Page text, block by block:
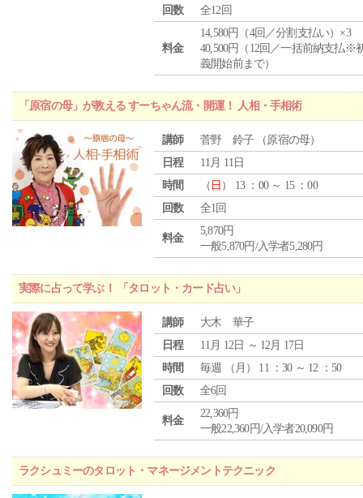
回数 全12回
料金
14,580円（4回／分割支払い）×3
40,500円（12回／一括前納支払※
義開始前まで）
「原宿の母」が教える すーちゃん流・開運！ 人相・手相術
講師
菅野 鈴子 （原宿の母）
日程
11月 11日
時間
（ 日 ） 13 ：00 ～ 15 ：00
回数
全1回
料金
5,870円
一般5,870円/入学者5,280円
実際に占って学ぶ！ 「タロット・カード占い」
講師
大木 華子
日程
11月 12日 ～ 12月 17日
時間
毎週 （ 月 ） 11 ：30 ～ 12 ：50
回数
全6回
料金
22,360円
一般22,360円/入学者20,090円
ラクシュミーのタロット・マネージメントテクニック